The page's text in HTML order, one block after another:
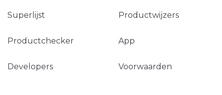
Superlijst Productwijzers
Productchecker App
Developers Voorwaarden